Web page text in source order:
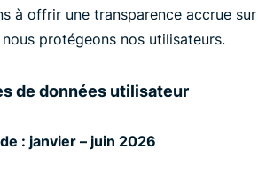
à offrir une transparence accrue sur
protégeons nos utilisateurs.
de données utilisateur
: janvier – juin 2026